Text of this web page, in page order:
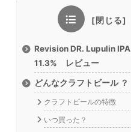
Revision DR. Lupulin IPA
11.3% レビュー
どんなクラフトビール ？
クラフトビールの特徴
いつ買った？